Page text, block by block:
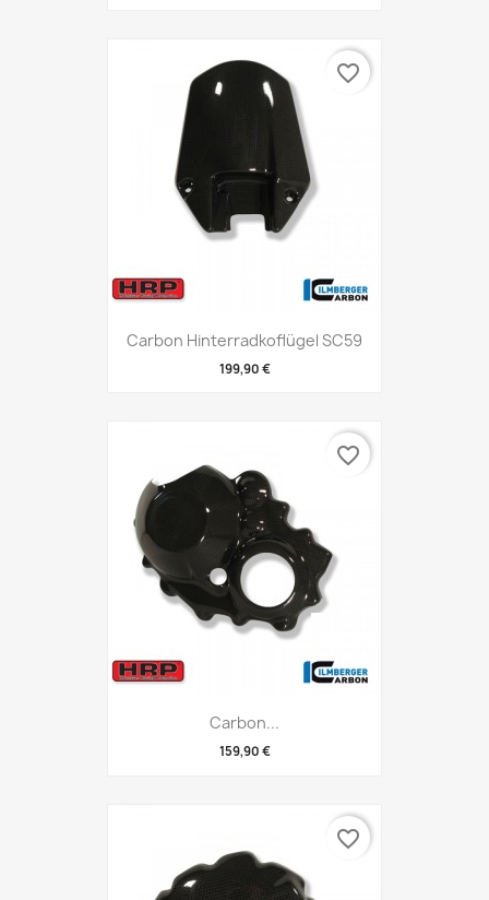
Carbon Hinterradkoflügel SC59
199,90 €
favorite_border
Carbon...
159,90 €
favorite_border
favorite_border